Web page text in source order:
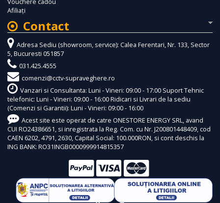
Afiliaţi
Contact
Adresa Sediu (showroom, service): Calea Ferentari, Nr. 133, Sector
5, Bucuresti 051857
031.425.4555
comenzi@cctv-supraveghere.ro
Vanzari si Consultanta: Luni - Vineri: 09:00 - 17:00 Suport Tehnic
telefonic: Luni - Vineri: 09:00 - 16:00 Ridicari si Livrari de la sediu
(Comenzi si Garantii): Luni - Vineri: 09:00 - 16:00
Acest site este operat de catre ONESTORE ENERGY SRL, avand
CUI RO24386651, si inregistrata la Reg. Com. cu Nr. J200801448409, cod
CAEN 6202, 4791, 2630, Capital Social: 100.000RON, si cont deschis la
ING BANK: RO31INGB0000999914815357